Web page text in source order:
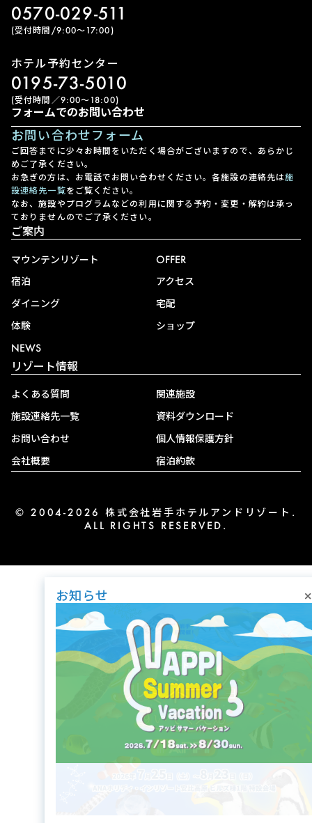
0570-029-511
(受付時間/9:00〜17:00)
ホテル予約センター
0195-73-5010
(受付時間／9:00〜18:00)
フォームでのお問い合わせ
お問い合わせフォーム
ご回答までに少々お時間をいただく場合がございますので、あらかじ
めご了承ください。
お急ぎの方は、お電話でお問い合わせください。各施設の連絡先は施
設連絡先一覧をご覧ください。
なお、施設やプログラムなどの利用に関する予約・変更・解約は承っ
ておりませんのでご了承ください。
ご案内
マウンテンリゾート
宿泊
ダイニング
体験
NEWS
OFFER
アクセス
宅配
ショップ
リゾート情報
よくある質問
施設連絡先一覧
お問い合わせ
会社概要
関連施設
資料ダウンロード
個人情報保護方針
宿泊約款
© 2004-2026 株式会社岩手ホテルアンドリゾート.
ALL RIGHTS RESERVED.
お知らせ ×